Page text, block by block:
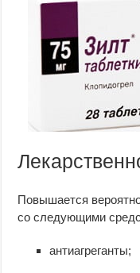
Повышается
со следующими
антиагреганты;